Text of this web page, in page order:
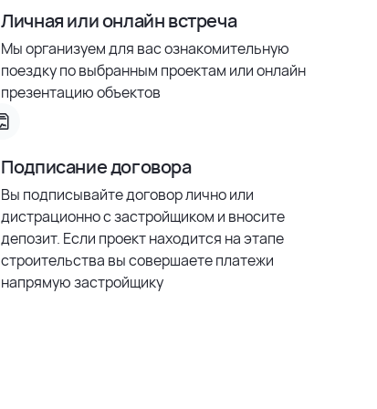
Личная или онлайн встреча
Мы организуем для вас ознакомительную
поездку по выбранным проектам или онлайн
презентацию объектов
Подписание договора
Вы подписывайте договор лично или
дистрационно с застройщиком и вносите
депозит. Если проект находится на этапе
строительства вы совершаете платежи
напрямую застройщику